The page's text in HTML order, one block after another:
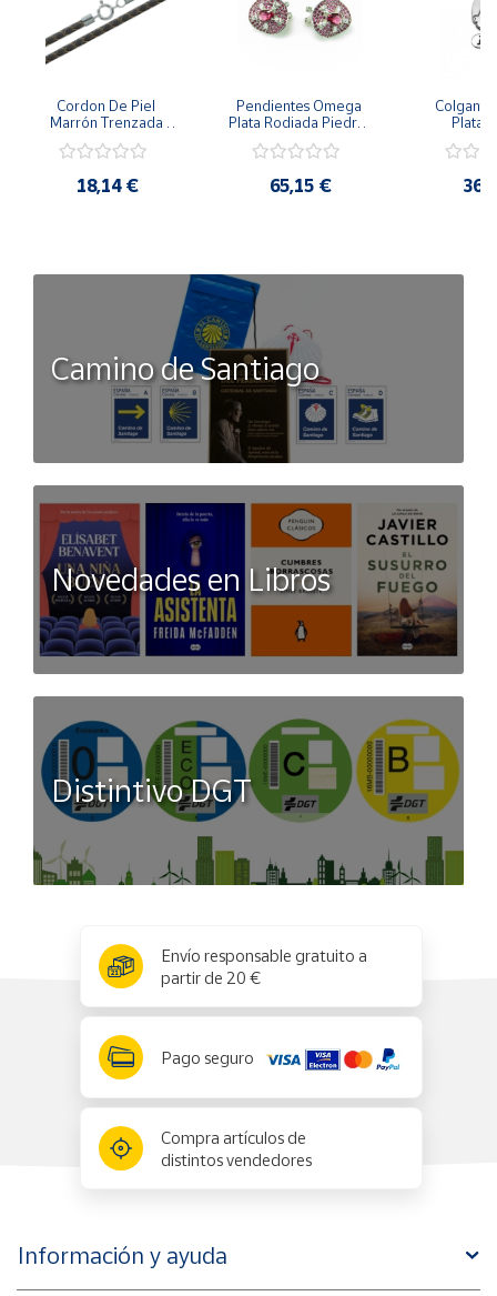
Cordon De Piel
Marrón Trenzada
Plata De 45Cm
18,14 €
Pendientes Omega
Plata Rodiada Piedras
65,15 €
Plata
Camino de Santiago
Novedades en Libros
Distintivo DGT
Envío responsable gratuito a
partir de 20 €
Pago seguro
Compra artículos de
distintos vendedores
Información y ayuda